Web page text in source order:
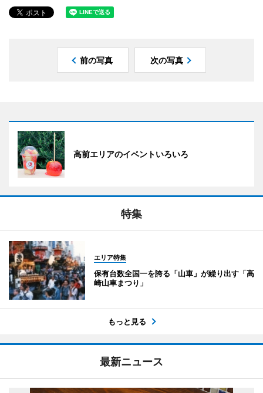
前の写真 次の写真
高前エリアのイベントいろいろ
特集
エリア特集
保有台数全国一を誇る「山車」が繰り出す「高
崎山車まつり」
もっと見る
最新ニュース